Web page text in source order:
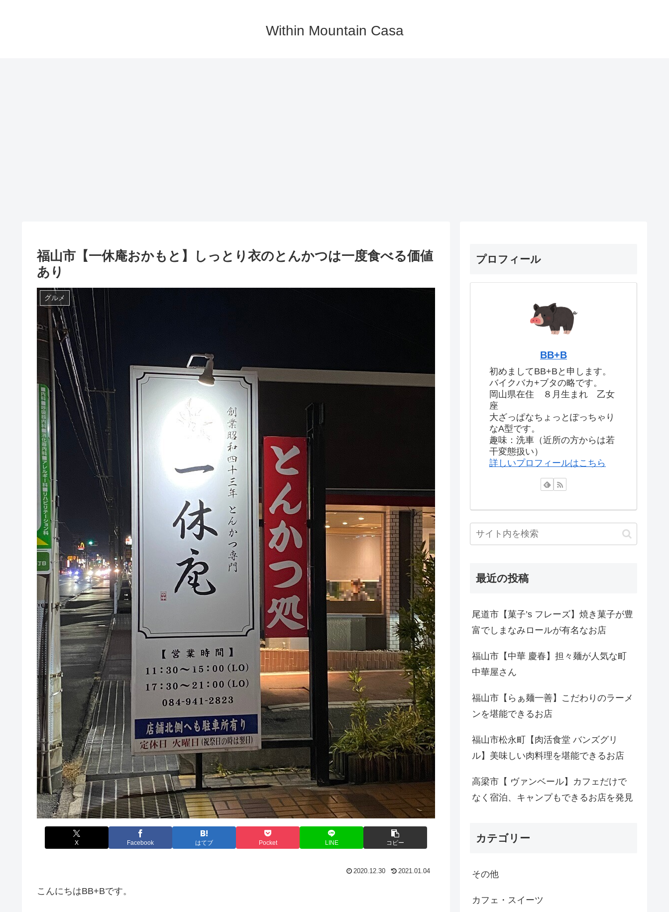
Within Mountain Casa
福山市【一休庵おかもと】しっとり衣のとんかつは一度食べる価値
あり
グルメ
X Facebook はてブ Pocket LINE コピー
2020.12.30 2021.01.04
こんにちはBB+Bです。
プロフィール
BB+B
初めましてBB+Bと申します。
バイクバカ+ブタの略です。
岡山県在住 ８月生まれ 乙女
座
大ざっぱなちょっとぽっちゃり
なA型です。
趣味：洗車（近所の方からは若
干変態扱い）
詳しいプロフィールはこちら
最近の投稿
尾道市【菓子’s フレーズ】焼き菓子が豊
富でしまなみロールが有名なお店
福山市【中華 慶春】担々麺が人気な町
中華屋さん
福山市【らぁ麺一善】こだわりのラーメ
ンを堪能できるお店
福山市松永町【肉活食堂 バンズグリ
ル】美味しい肉料理を堪能できるお店
高梁市【 ヴァンベール】カフェだけで
なく宿泊、キャンプもできるお店を発見
カテゴリー
その他
カフェ・スイーツ